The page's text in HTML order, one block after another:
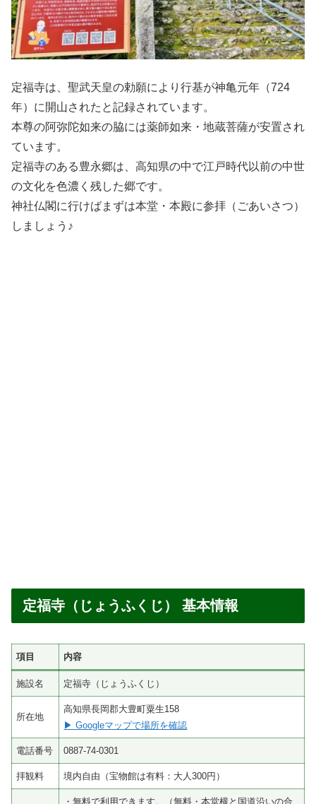
定福寺は、聖武天皇の勅願により行基が神亀元年（724
年）に開山されたと記録されています。
本尊の阿弥陀如来の脇には薬師如来・地蔵菩薩が安置され
ています。
定福寺のある豊永郷は、高知県の中で江戸時代以前の中世
の文化を色濃く残した郷です。
神社仏閣に行けばまずは本堂・本殿に参拝（ごあいさつ）
しましょう♪
定福寺（じょうふくじ） 基本情報
項目 内容
施設名 定福寺（じょうふくじ）
所在地
高知県長岡郡大豊町粟生158
▶ Googleマップで場所を確認
電話番号 0887-74-0301
拝観料 境内自由（宝物館は有料：大人300円）
・無料で利用できます。（無料・本堂横と国道沿いの合